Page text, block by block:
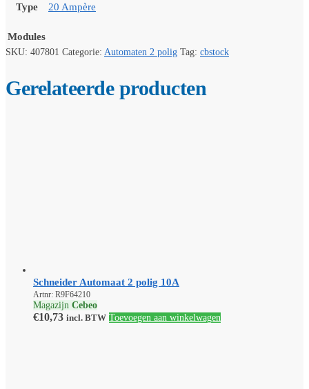
Type 20 Ampère
Modules
SKU: 407801 Categorie: Automaten 2 polig Tag: cbstock
Gerelateerde producten
Schneider Automaat 2 polig 10A
Artnr: R9F64210
Magazijn Cebeo
€10,73 incl. BTW Toevoegen aan winkelwagen